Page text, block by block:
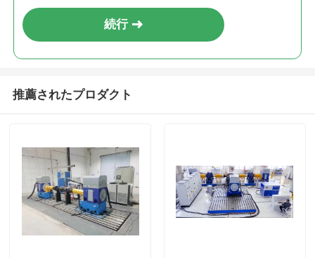
続行
推薦されたプロダクト